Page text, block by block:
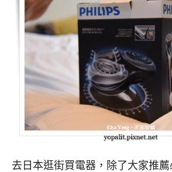
去日本逛街買電器，除了大家推薦